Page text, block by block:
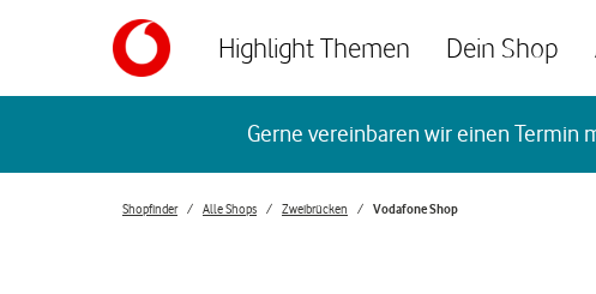
Highlight Themen Dein Shop
Gerne vereinbaren wir einen Termin
Shopfinder Alle Shops Zweibrücken Vodafone Shop